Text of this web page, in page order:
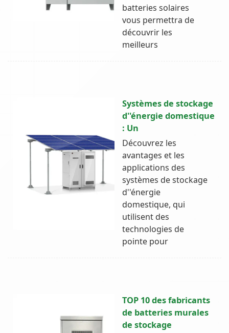
batteries solaires
vous permettra de
découvrir les
meilleurs
Systèmes de stockage
d''énergie domestique
: Un
Découvrez les
avantages et les
applications des
systèmes de stockage
d''énergie
domestique, qui
utilisent des
technologies de
pointe pour
TOP 10 des fabricants
de batteries murales
de stockage